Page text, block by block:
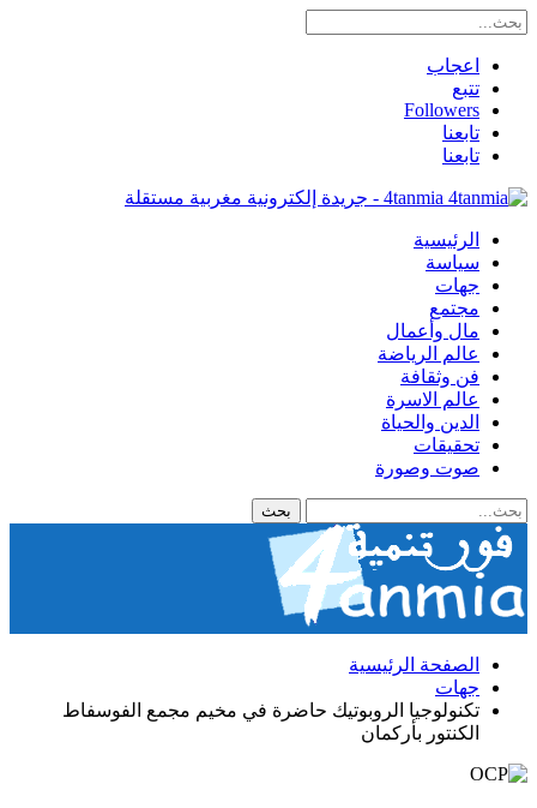
اعجاب
تتبع
Followers
تابعنا
تابعنا
4tanmia - جريدة إلكترونية مغربية مستقلة
الرئيسية
سياسة
جهات
مجتمع
مال وأعمال
عالم الرياضة
فن وثقافة
عالم الاسرة
الدين والحياة
تحقيقات
صوت وصورة
الصفحة الرئيسية
جهات
تكنولوجيا الروبوتيك حاضرة في مخيم مجمع الفوسفاط
الكنتور بأركمان